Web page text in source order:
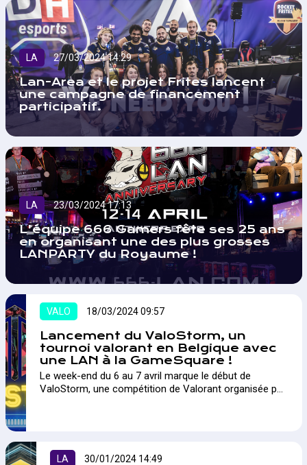
LA 27/03/2024 14:29
Lan-Area et le projet Frites lancent
une campagne de financement
participatif.
LA 23/03/2024 17:13
L'équipe 666 Gamers fête ses 25 ans
en organisant une des plus grosses
LANPARTY du Royaume !
VALO 18/03/2024 09:57
Lancement du ValoStorm, un
tournoi valorant en Belgique avec
une LAN à la GameSquare !
Le week-end du 6 au 7 avril marque le début de
ValoStorm, une compétition de Valorant organisée par
LA 30/01/2024 14:49